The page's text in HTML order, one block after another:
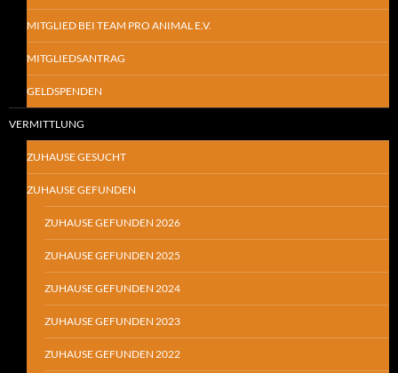
MITGLIED BEI TEAM PRO ANIMAL E.V.
MITGLIEDSANTRAG
GELDSPENDEN
VERMITTLUNG
ZUHAUSE GESUCHT
ZUHAUSE GEFUNDEN
ZUHAUSE GEFUNDEN 2026
ZUHAUSE GEFUNDEN 2025
ZUHAUSE GEFUNDEN 2024
ZUHAUSE GEFUNDEN 2023
ZUHAUSE GEFUNDEN 2022